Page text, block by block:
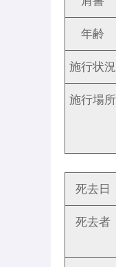
年齢
施行状況
施行場所
死去日
死去者